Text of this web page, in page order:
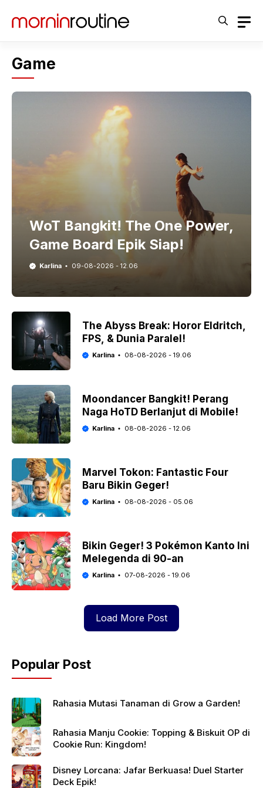
Game
WoT Bangkit! The One Power,
Game Board Epik Siap!
Karlina 09-08-2026 - 12.06
The Abyss Break: Horor Eldritch,
FPS, & Dunia Paralel!
Karlina 08-08-2026 - 19.06
Moondancer Bangkit! Perang
Naga HoTD Berlanjut di Mobile!
Karlina 08-08-2026 - 12.06
Marvel Tokon: Fantastic Four
Baru Bikin Geger!
Karlina 08-08-2026 - 05.06
Bikin Geger! 3 Pokémon Kanto Ini
Melegenda di 90-an
Karlina 07-08-2026 - 19.06
Load More Post
Popular Post
Rahasia Mutasi Tanaman di Grow a Garden!
Rahasia Manju Cookie: Topping & Biskuit OP di
Cookie Run: Kingdom!
Disney Lorcana: Jafar Berkuasa! Duel Starter
Deck Epik!